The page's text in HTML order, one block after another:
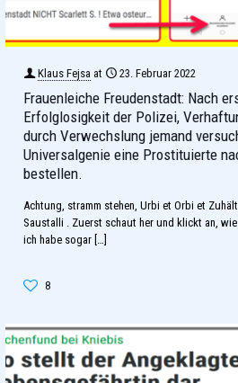
Klaus Fejsa at 23. Februar 2022
Frauenleiche Freudenstadt: Nach
Erfolglosigkeit der Polizei,
durch Verwechslung jemand
Universalgenie eine Prostituierte
bestellen.
Achtung, stramm stehen, Urbi et Orbi et
Saustalli . Zuerst schaut her und klickt an,
ich habe sogar […]
8